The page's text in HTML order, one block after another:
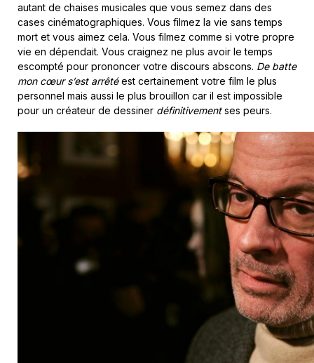
autant de chaises musicales que vous semez dans des
cases cinématographiques. Vous filmez la vie sans temps
mort et vous aimez cela. Vous filmez comme si votre propre
vie en dépendait. Vous craignez ne plus avoir le temps
escompté pour prononcer votre discours abscons. De batte
mon cœur s’est arrêtéest certainement votre film le plus
personnel mais aussi le plus brouillon car il est impossible
pour un créateur de dessiner définitivementses peurs.